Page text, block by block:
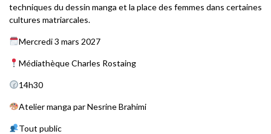
techniques du dessin manga et la place des femmes dans certaines
cultures matriarcales.
Mercredi 3 mars 2027
Médiathèque Charles Rostaing
14h30
Atelier manga par Nesrine Brahimi
Tout public